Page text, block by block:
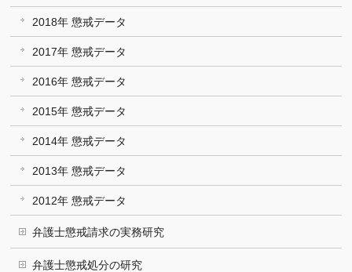
2018年 懲戒データ
2017年 懲戒データ
2016年 懲戒データ
2015年 懲戒データ
2014年 懲戒データ
2013年 懲戒データ
2012年 懲戒データ
弁護士懲戒請求の実務研究
弁護士懲戒処分の研究